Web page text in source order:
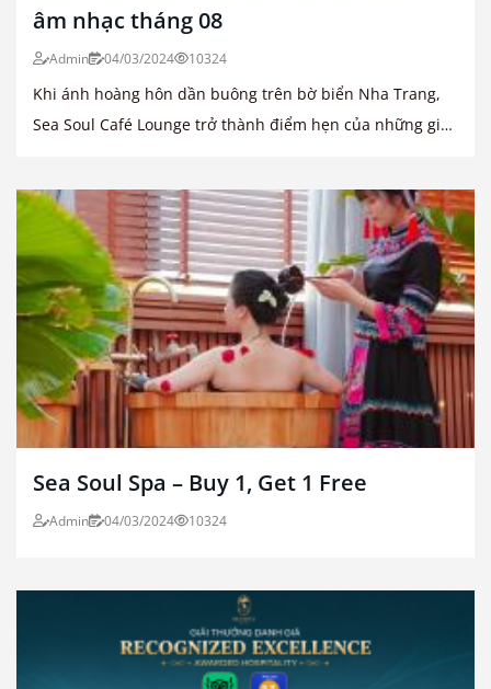
âm nhạc tháng 08
Admin 04/03/2024 10324
Khi ánh hoàng hôn dần buông trên bờ biển Nha Trang,
Sea Soul Café Lounge trở thành điểm hẹn của những giai
Sea Soul Spa – Buy 1, Get 1 Free
Admin 04/03/2024 10324